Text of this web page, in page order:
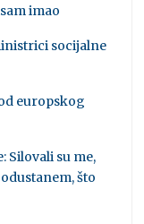
imao
socijalne
europskog
Silovali su me,
što